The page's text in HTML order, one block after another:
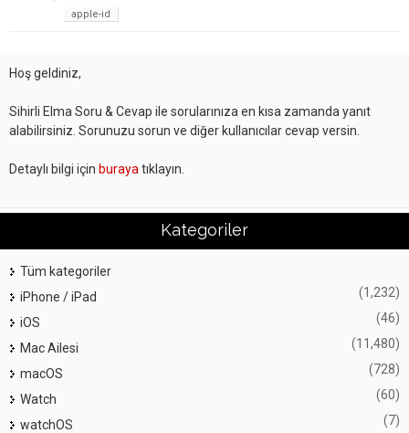
apple-id
Hoş geldiniz,
Sihirli Elma Soru & Cevap ile sorularınıza en kısa zamanda yanıt
alabilirsiniz. Sorunuzu sorun ve diğer kullanıcılar cevap versin.
Detaylı bilgi için buraya tıklayın.
Kategoriler
Tüm kategoriler
iPhone / iPad
(1,232)
iOS (46)
Mac Ailesi (11,480)
macOS (728)
Watch (60)
watchOS (7)